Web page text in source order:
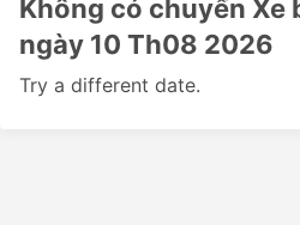
Không có chuyến Xe
ngày 10 Th08 2026
Try a different date.